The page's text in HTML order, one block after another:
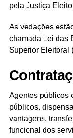
pela Justiça
As vedações
chamada Lei das
Superior Eleitoral
Agentes públicos
públicos,
vantagens,
funcional dos